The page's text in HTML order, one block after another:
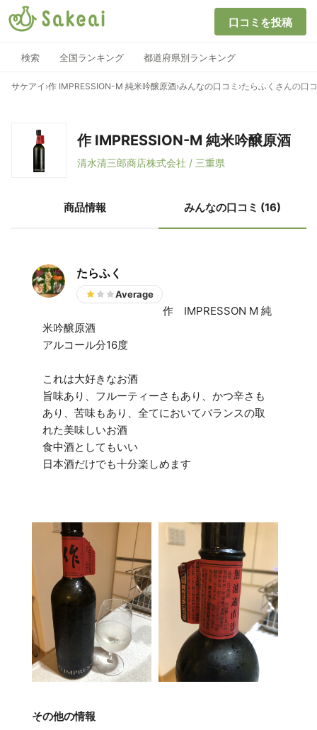
口コミを投稿
検索 全国ランキング 都道府県別ランキング
サケアイ ›作 IMPRESSION-M 純米吟醸原酒›みんなの口コミ ›たらふくさんの口
作 IMPRESSION-M 純米吟醸原酒
清水清三郎商店株式会社 / 三重県
商品情報 みんなの口コミ (16)
たらふく
Average
作 IMPRESSON M 純
米吟醸原酒
アルコール分16度
これは大好きなお酒
旨味あり、フルーティーさもあり、かつ辛さも
あり、苦味もあり、全てにおいてバランスの取
れた美味しいお酒
食中酒としてもいい
その他の情報